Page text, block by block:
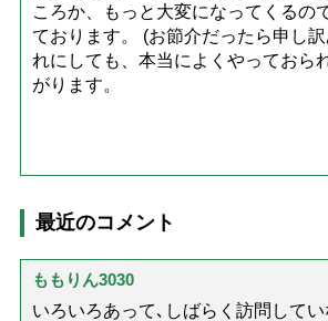
ころか、もっと大変になってくるの
ております。 (お節介だったら申し
れにしても、本当によくやっておら
がります。
最近のコメント
ももりん3030
いろいろあって､しばらく訪問して